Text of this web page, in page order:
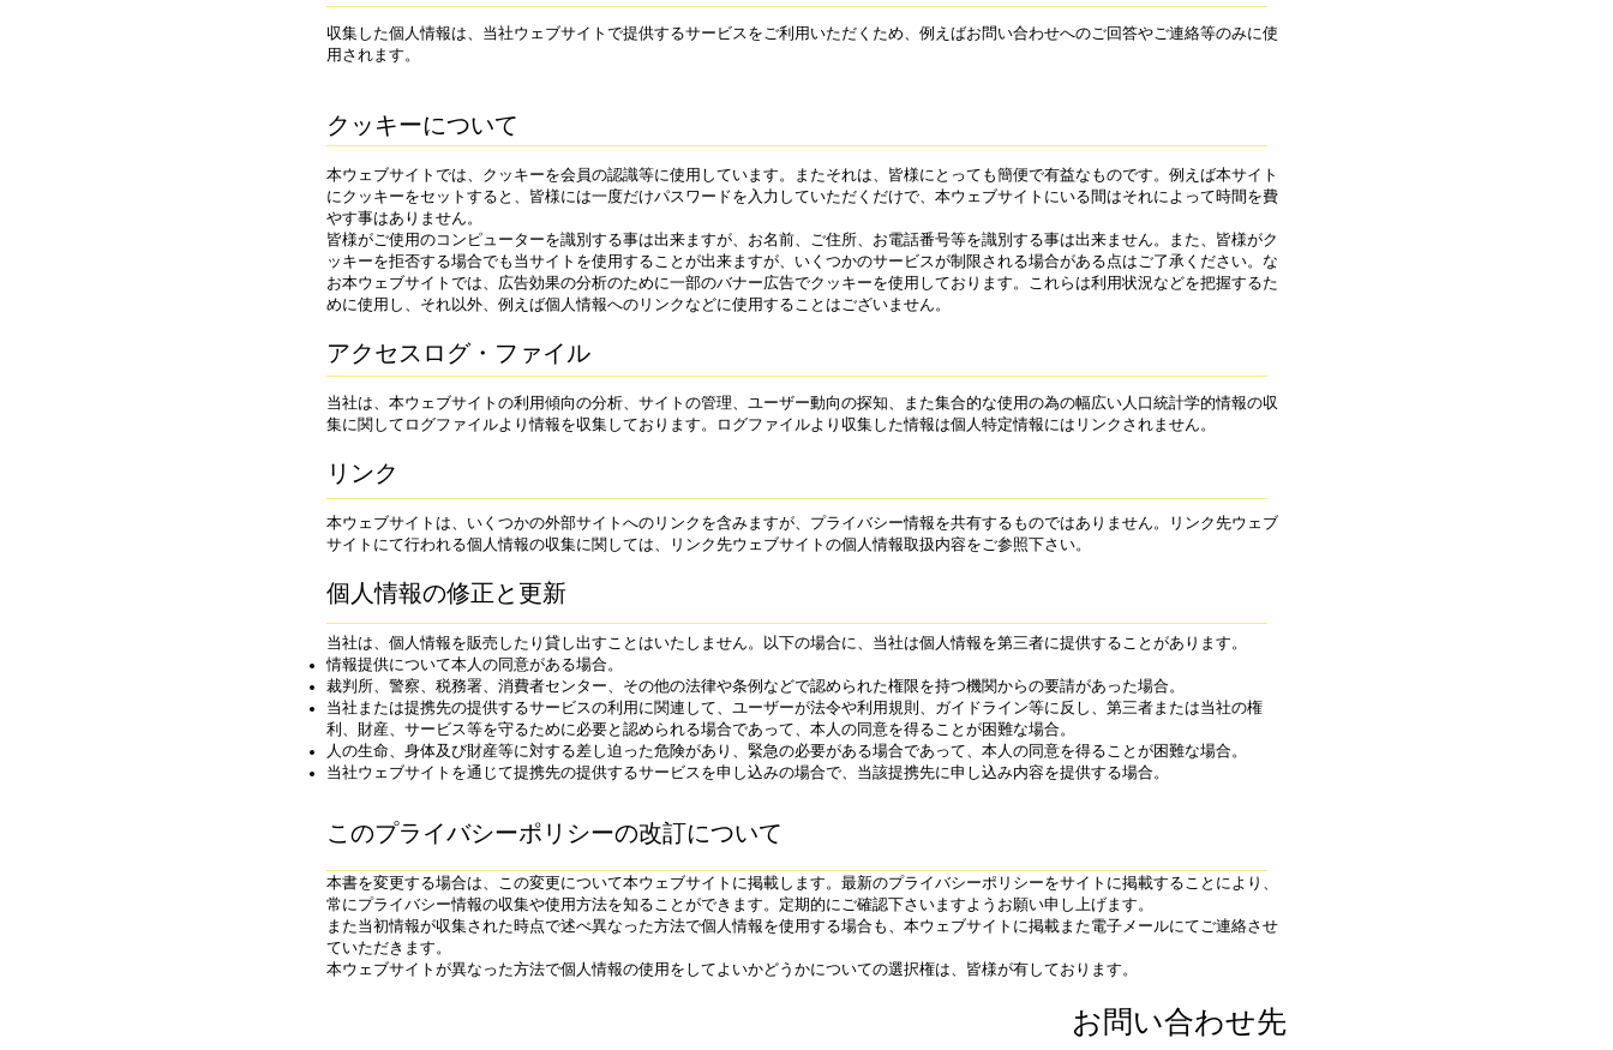
収集した個人情報は、当社ウェブサイトで提供するサービスをご利用いただくため、例えばお問い合わせへのご回答やご連絡等のみに使
用されます。
クッキーについて
本ウェブサイトでは、クッキーを会員の認識等に使用しています。またそれは、皆様にとっても簡便で有益なものです。例えば本サイト
にクッキーをセットすると、皆様には一度だけパスワードを入力していただくだけで、本ウェブサイトにいる間はそれによって時間を費
やす事はありません。
皆様がご使用のコンピューターを識別する事は出来ますが、お名前、ご住所、お電話番号等を識別する事は出来ません。また、皆様がク
ッキーを拒否する場合でも当サイトを使用することが出来ますが、いくつかのサービスが制限される場合がある点はご了承ください。な
お本ウェブサイトでは、広告効果の分析のために一部のバナー広告でクッキーを使用しております。これらは利用状況などを把握するた
めに使用し、それ以外、例えば個人情報へのリンクなどに使用することはございません。
アクセスログ・ファイル
当社は、本ウェブサイトの利用傾向の分析、サイトの管理、ユーザー動向の探知、また集合的な使用の為の幅広い人口統計学的情報の収
集に関してログファイルより情報を収集しております。ログファイルより収集した情報は個人特定情報にはリンクされません。
リンク
本ウェブサイトは、いくつかの外部サイトへのリンクを含みますが、プライバシー情報を共有するものではありません。リンク先ウェブ
サイトにて行われる個人情報の収集に関しては、リンク先ウェブサイトの個人情報取扱内容をご参照下さい。
個人情報の修正と更新
当社は、個人情報を販売したり貸し出すことはいたしません。以下の場合に、当社は個人情報を第三者に提供することがあります。
情報提供について本人の同意がある場合。
裁判所、警察、税務署、消費者センター、その他の法律や条例などで認められた権限を持つ機関からの要請があった場合。
当社または提携先の提供するサービスの利用に関連して、ユーザーが法令や利用規則、ガイドライン等に反し、第三者または当社の権
利、財産、サービス等を守るために必要と認められる場合であって、本人の同意を得ることが困難な場合。
人の生命、身体及び財産等に対する差し迫った危険があり、緊急の必要がある場合であって、本人の同意を得ることが困難な場合。
当社ウェブサイトを通じて提携先の提供するサービスを申し込みの場合で、当該提携先に申し込み内容を提供する場合。
このプライバシーポリシーの改訂について
本書を変更する場合は、この変更について本ウェブサイトに掲載します。最新のプライバシーポリシーをサイトに掲載することにより、
常にプライバシー情報の収集や使用方法を知ることができます。定期的にご確認下さいますようお願い申し上げます。
また当初情報が収集された時点で述べ異なった方法で個人情報を使用する場合も、本ウェブサイトに掲載また電子メールにてご連絡させ
ていただきます。
本ウェブサイトが異なった方法で個人情報の使用をしてよいかどうかについての選択権は、皆様が有しております。
お問い合わせ先